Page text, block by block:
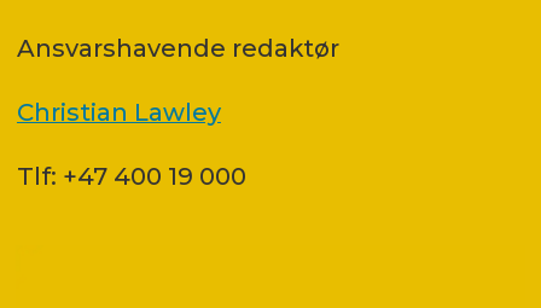
Ansvars­havende redaktør
Christian Lawley
Tlf: +47 400 19 000